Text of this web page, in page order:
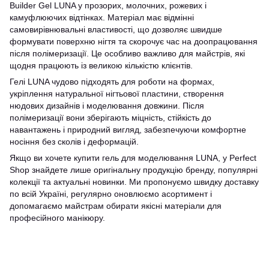
Builder Gel LUNA у прозорих, молочних, рожевих і
камуфлюючих відтінках. Матеріал має відмінні
самовирівнювальні властивості, що дозволяє швидше
формувати поверхню нігтя та скорочує час на доопрацювання
після полімеризації. Це особливо важливо для майстрів, які
щодня працюють із великою кількістю клієнтів.
Гелі LUNA чудово підходять для роботи на формах,
укріплення натуральної нігтьової пластини, створення
нюдових дизайнів і моделювання довжини. Після
полімеризації вони зберігають міцність, стійкість до
навантажень і природний вигляд, забезпечуючи комфортне
носіння без сколів і деформацій.
Якщо ви хочете купити гель для моделювання LUNA, у Perfect
Shop знайдете лише оригінальну продукцію бренду, популярні
колекції та актуальні новинки. Ми пропонуємо швидку доставку
по всій Україні, регулярно оновлюємо асортимент і
допомагаємо майстрам обирати якісні матеріали для
професійного манікюру.